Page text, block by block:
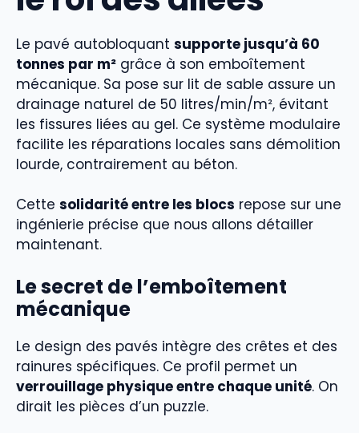
Le pavé autobloquant supporte jusqu’à 60
tonnes par m² grâce à son emboîtement
mécanique. Sa pose sur lit de sable assure un
drainage naturel de 50 litres/min/m², évitant
les fissures liées au gel. Ce système modulaire
facilite les réparations locales sans démolition
lourde, contrairement au béton.
Cette solidarité entre les blocs repose sur une
ingénierie précise que nous allons détailler
maintenant.
Le secret de l’emboîtement
mécanique
Le design des pavés intègre des crêtes et des
rainures spécifiques. Ce profil permet un
verrouillage physique entre chaque unité. On
dirait les pièces d’un puzzle.